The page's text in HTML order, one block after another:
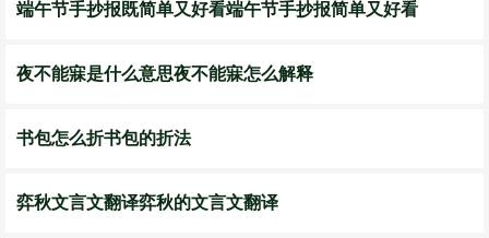
端午节手抄报既简单又好看端午节手抄报简单又好看
夜不能寐是什么意思夜不能寐怎么解释
书包怎么折书包的折法
弈秋文言文翻译弈秋的文言文翻译